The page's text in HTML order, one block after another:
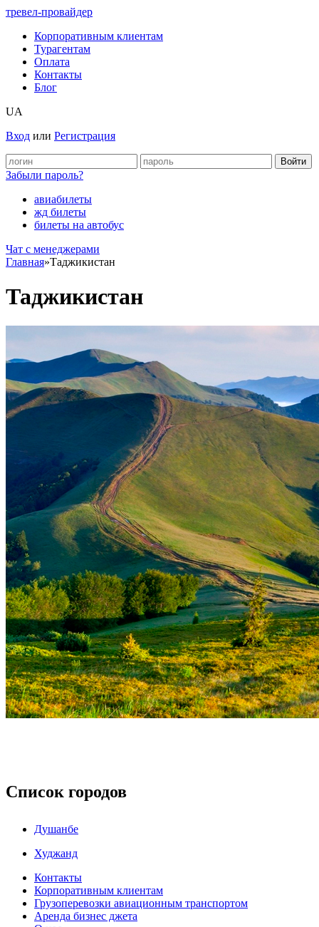
тревел-провайдер
Корпоративным клиентам
Турагентам
Оплата
Контакты
Блог
UA
Вход или Регистрация
Забыли пароль?
авиабилеты
жд билеты
билеты на автобус
Чат c менеджерами
Главная»Таджикистан
Таджикистан
Список городов
Душанбе
Худжанд
Контакты
Корпоративным клиентам
Грузоперевозки авиационным транспортом
Аренда бизнес джета